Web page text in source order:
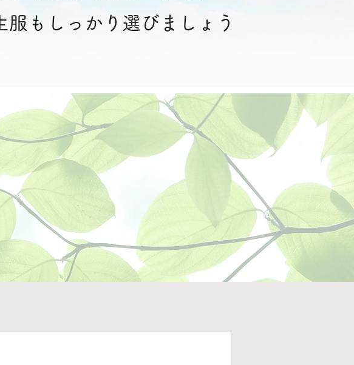
服もしっかり選びましょう
の際はもちろん、裾上げや
事もお気軽にご相談くださ
っています。
、レッスンバッグ、マラソ
寸法指定で作成のご依頼も